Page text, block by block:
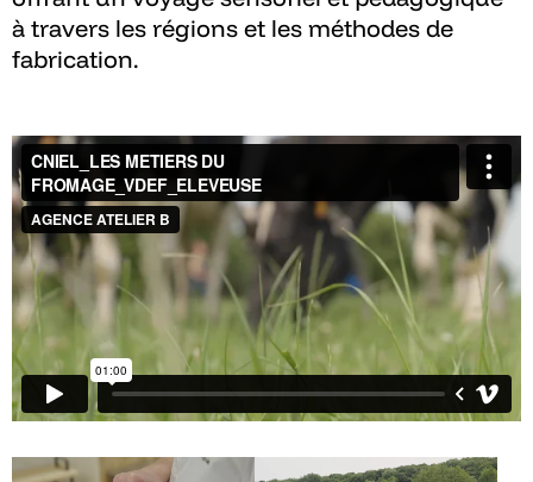
à travers les régions et les méthodes de
fabrication.​